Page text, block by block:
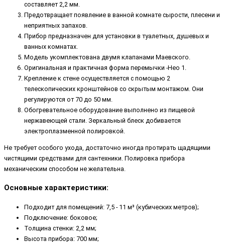
составляет 2,2 мм.
Предотвращает появление в ванной комнате сырости, плесени и
неприятных запахов.
Прибор предназначен для установки в туалетных, душевых и
ванных комнатах.
Модель укомплектована двумя клапанами Маевского.
Оригинальная и практичная форма перемычки -Нео 1.
Крепление к стене осуществляется с помощью 2
телескопических кронштейнов со скрытым монтажом. Они
регулируются от 70 до 50 мм.
Обогревательное оборудование выполнено из пищевой
нержавеющей стали. Зеркальный блеск добивается
электроплазменной полировкой.
Не требует особого ухода, достаточно иногда протирать щадящими
чистящими средствами для сантехники. Полировка прибора
механическим способом не желательна.
Основные характеристики:
Подходит для помещений: 7,5 - 11 м³ (кубических метров);
Подключение: боковое;
Толщина стенки: 2,2 мм;
Высота прибора: 700 мм;